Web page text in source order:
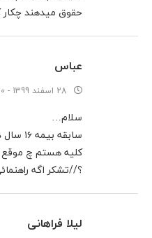
حقوق میدهند
عباس
28 اسفند 1399 - 18:30
سلام…
کلیه هستم چ
؟//تشکر اگه
لیلا فراهانی